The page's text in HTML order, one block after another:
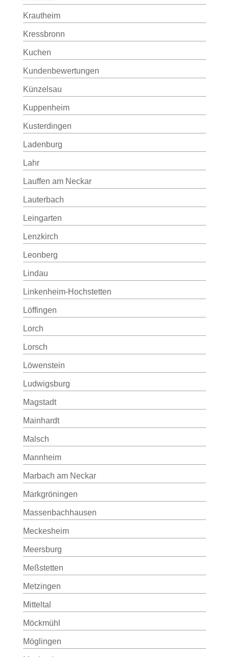
Krautheim
Kressbronn
Kuchen
Kundenbewertungen
Künzelsau
Kuppenheim
Kusterdingen
Ladenburg
Lahr
Lauffen am Neckar
Lauterbach
Leingarten
Lenzkirch
Leonberg
Lindau
Linkenheim-Hochstetten
Löffingen
Lorch
Lorsch
Löwenstein
Ludwigsburg
Magstadt
Mainhardt
Malsch
Mannheim
Marbach am Neckar
Markgröningen
Massenbachhausen
Meckesheim
Meersburg
Meßstetten
Metzingen
Mitteltal
Möckmühl
Möglingen